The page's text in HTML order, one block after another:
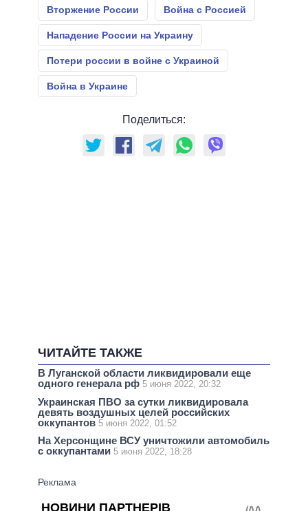
Вторжение России Война с Россией
Нападение России на Украину
Потери россии в войне с Украиной
Война в Украине
Поделиться:
ЧИТАЙТЕ ТАКЖЕ
В Луганской области ликвидировали еще
одного генерала рф 5 июня 2022, 20:32
Украинская ПВО за сутки ликвидировала
девять воздушных целей российских
оккупантов 5 июня 2022, 01:52
На Херсонщине ВСУ уничтожили автомобиль
с оккупантами 5 июня 2022, 18:28